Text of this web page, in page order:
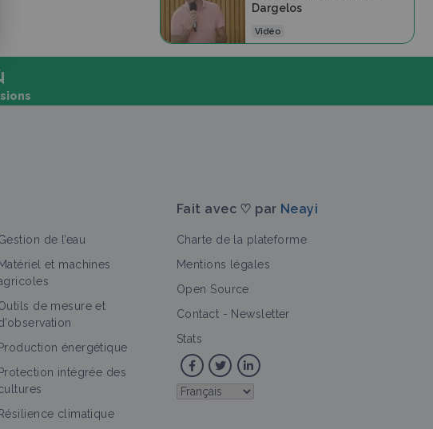
Dargelos
Vidéo
Structure Vidéo Personne
>
de l’eau
Matériel et machines
de mesure et
Production énergétique
Protection intégrée des
Résilience climatique
Fait avec ♡ par Neayi
Charte de la plateforme
Mentions légales
Open Source
Contact - Newsletter
Stats